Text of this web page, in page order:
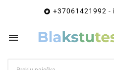
 +37061421992
